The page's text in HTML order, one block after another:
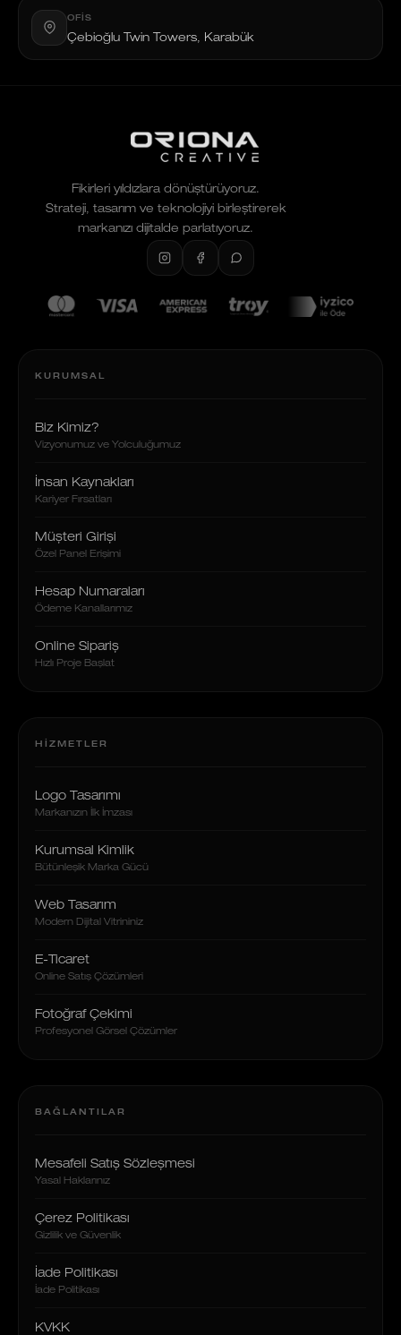
OFIS
Çebioğlu Twin Towers, Karabük
Fikirleri yıldızlara dönüştürüyoruz.
Strateji, tasarım ve teknolojiyi birleştirerek
markanızı dijitalde parlatıyoruz.
KURUMSAL
Biz Kimiz?
Vizyonumuz ve Yolculuğumuz
İnsan Kaynakları
Kariyer Fırsatları
Müşteri Girişi
Özel Panel Erişimi
Hesap Numaraları
Ödeme Kanallarımız
Online Sipariş
Hızlı Proje Başlat
HIZMETLER
Logo Tasarımı
Markanızın İlk İmzası
Kurumsal Kimlik
Bütünleşik Marka Gücü
Web Tasarım
Modern Dijital Vitrininiz
E-Ticaret
Online Satış Çözümleri
Fotoğraf Çekimi
Profesyonel Görsel Çözümler
BAĞLANTILAR
Mesafeli Satış Sözleşmesi
Yasal Haklarınız
Çerez Politikası
Gizlilik ve Güvenlik
İade Politikası
İade Politikası
KVKK